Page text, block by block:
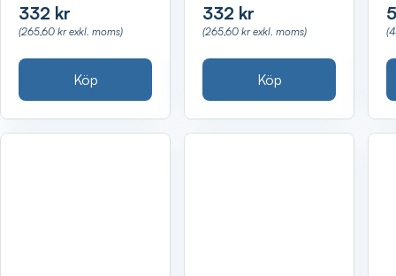
332 kr
(265,60 kr exkl. moms)
Köp
332 kr
(265,60 kr exkl. moms)
Köp